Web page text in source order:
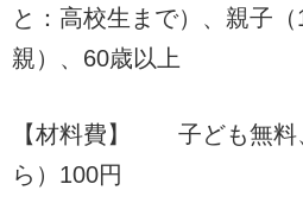
と：高校生まで）、親子
親）、60歳以上
【材料費】 子ども無料
ら）100円